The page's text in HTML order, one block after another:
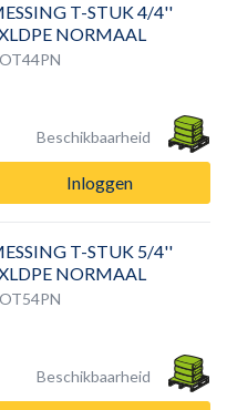
T-STUK 4/4''
NORMAAL
Beschikbaarheid
Inloggen
T-STUK 5/4''
NORMAAL
Beschikbaarheid